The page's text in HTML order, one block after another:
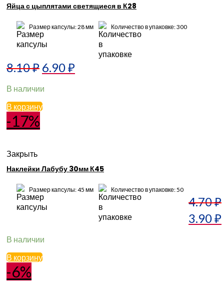
Яйца с цыплятами светящиеся в К28
Размер капсулы: 28 мм Количество в упаковке: 300
8.10₽ 6.90₽
В наличии
В корзину
-17%
Закрыть
Наклейки Лабубу 30мм К45
Размер капсулы: 45 мм Количество в упаковке: 50
4.70₽
3.90₽
В наличии
В корзину
-6%